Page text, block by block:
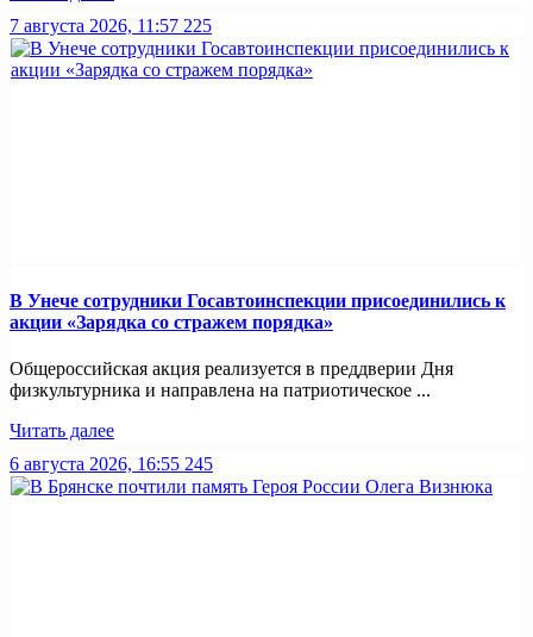
7 августа 2026, 11:57 225
В Унече сотрудники Госавтоинспекции присоединились к
акции «Зарядка со стражем порядка»
Общероссийская акция реализуется в преддверии Дня
физкультурника и направлена на патриотическое ...
Читать далее
6 августа 2026, 16:55 245